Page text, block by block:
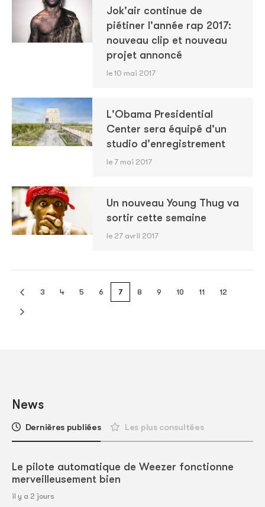
Jok'air continue de
piétiner l'année rap 2017:
nouveau clip et nouveau
projet annoncé
le 10 mai 2017
L'Obama Presidential
Center sera équipé d'un
studio d'enregistrement
le 7 mai 2017
Un nouveau Young Thug va
sortir cette semaine
le 27 avril 2017
3 4 5 6 7 8 9 10 11 12
News
Dernières publiées Les plus consultées
Le pilote automatique de Weezer fonctionne
merveilleusement bien
il y a 2 jours